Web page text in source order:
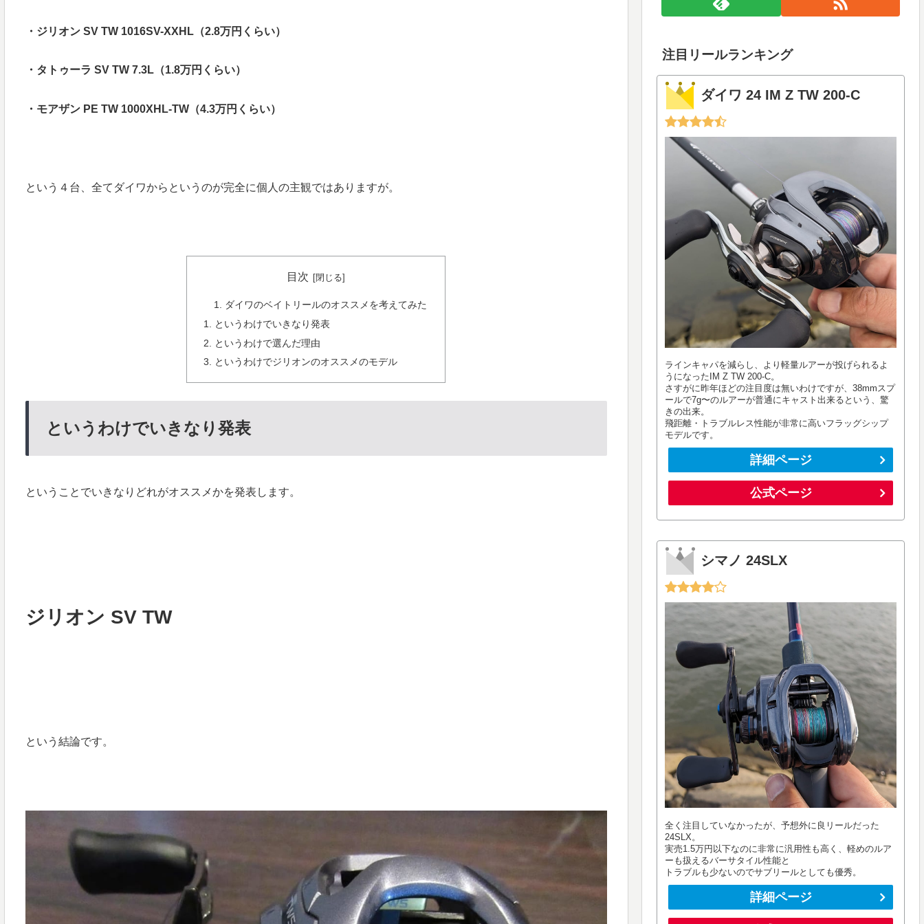
・ジリオン SV TW 1016SV-XXHL（2.8万円くらい）
・タトゥーラ SV TW 7.3L（1.8万円くらい）
・モアザン PE TW 1000XHL-TW（4.3万円くらい）
という４台、全てダイワからというのが完全に個人の主観ではありますが。
目次
ダイワのベイトリールのオススメを考えてみた
というわけでいきなり発表
というわけで選んだ理由
というわけでジリオンのオススメのモデル
というわけでいきなり発表
ということでいきなりどれがオススメかを発表します。
ジリオン SV TW
という結論です。
注目リールランキング
ダイワ 24 IM Z TW 200-C
ラインキャパを減らし、より軽量ルアーが投げられるよ
うになったIM Z TW 200-C。
さすがに昨年ほどの注目度は無いわけですが、38mmスプ
ールで7g〜のルアーが普通にキャスト出来るという、驚
きの出来。
飛距離・トラブルレス性能が非常に高いフラッグシップ
モデルです。
詳細ページ
公式ページ
シマノ 24SLX
全く注目していなかったが、予想外に良リールだった
24SLX。
実売1.5万円以下なのに非常に汎用性も高く、軽めのルア
ーも扱えるバーサタイル性能と
トラブルも少ないのでサブリールとしても優秀。
詳細ページ